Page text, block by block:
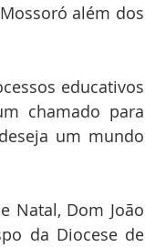
além dos
educativos
chamado para
um mundo
Natal, Dom João
da Diocese de